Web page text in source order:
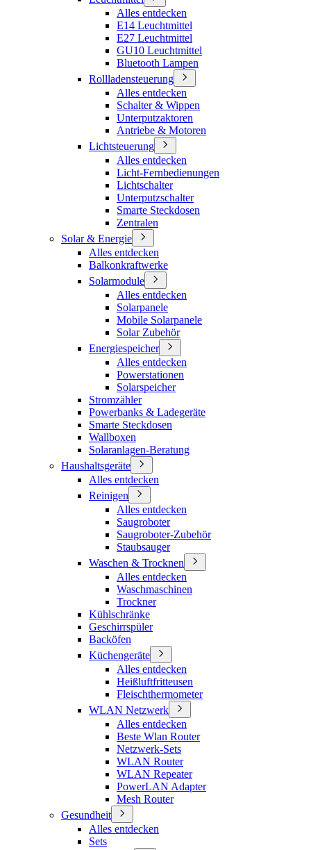
Alles entdecken
E14 Leuchtmittel
E27 Leuchtmittel
GU10 Leuchtmittel
Bluetooth Lampen
Rollladensteuerung
Alles entdecken
Schalter & Wippen
Unterputzaktoren
Antriebe & Motoren
Lichtsteuerung
Alles entdecken
Licht-Fernbedienungen
Lichtschalter
Unterputzschalter
Smarte Steckdosen
Zentralen
Solar & Energie
Alles entdecken
Balkonkraftwerke
Solarmodule
Alles entdecken
Solarpanele
Mobile Solarpanele
Solar Zubehör
Energiespeicher
Alles entdecken
Powerstationen
Solarspeicher
Stromzähler
Powerbanks & Ladegeräte
Smarte Steckdosen
Wallboxen
Solaranlagen-Beratung
Haushaltsgeräte
Alles entdecken
Reinigen
Alles entdecken
Saugroboter
Saugroboter-Zubehör
Staubsauger
Waschen & Trocknen
Alles entdecken
Waschmaschinen
Trockner
Kühlschränke
Geschirrspüler
Backöfen
Küchengeräte
Alles entdecken
Heißluftfritteusen
Fleischthermometer
WLAN Netzwerk
Alles entdecken
Beste Wlan Router
Netzwerk-Sets
WLAN Router
WLAN Repeater
PowerLAN Adapter
Mesh Router
Gesundheit
Alles entdecken
Sets